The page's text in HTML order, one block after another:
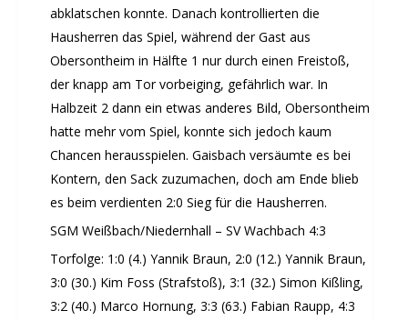
abklatschen konnte. Danach kontrollierten die
Hausherren das Spiel, während der Gast aus
Obersontheim in Hälfte 1 nur durch einen Freistoß,
der knapp am Tor vorbeiging, gefährlich war. In
Halbzeit 2 dann ein etwas anderes Bild, Obersontheim
hatte mehr vom Spiel, konnte sich jedoch kaum
Chancen herausspielen. Gaisbach versäumte es bei
Kontern, den Sack zuzumachen, doch am Ende blieb
es beim verdienten 2:0 Sieg für die Hausherren.
SGM Weißbach/Niedernhall – SV Wachbach 4:3
Torfolge: 1:0 (4.) Yannik Braun, 2:0 (12.) Yannik Braun,
3:0 (30.) Kim Foss (Strafstoß), 3:1 (32.) Simon Kißling,
3:2 (40.) Marco Hornung, 3:3 (63.) Fabian Raupp, 4:3